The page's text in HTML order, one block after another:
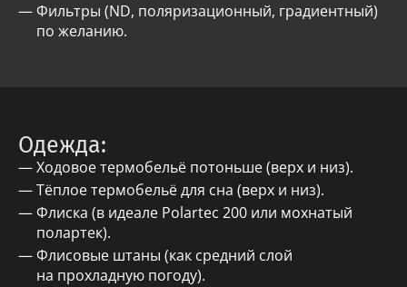
Фильтры (ND, поляризационный, градиентный)
по желанию.
Одежда:
Ходовое термобельё потоньше (верх и низ).
Тёплое термобельё для сна (верх и низ).
Флиска (в идеале Polartec 200 или мохнатый
полартек).
Флисовые штаны (как средний слой
на прохладную погоду).